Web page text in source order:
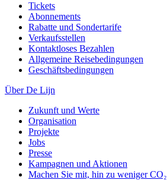
Tickets
Abonnements
Rabatte und Sondertarife
Verkaufsstellen
Kontaktloses Bezahlen
Allgemeine Reisebedingungen
Geschäftsbedingungen
Über De Lijn
Zukunft und Werte
Organisation
Projekte
Jobs
Presse
Kampagnen und Aktionen
Machen Sie mit, hin zu weniger CO₂